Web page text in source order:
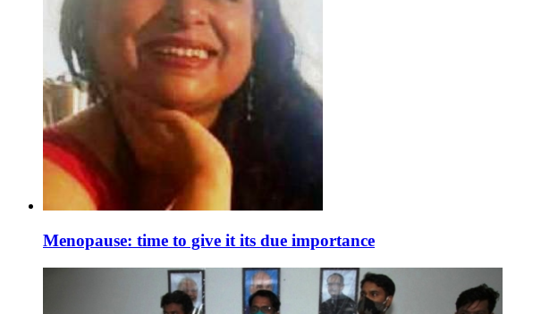
Menopause: time to give it its due importance